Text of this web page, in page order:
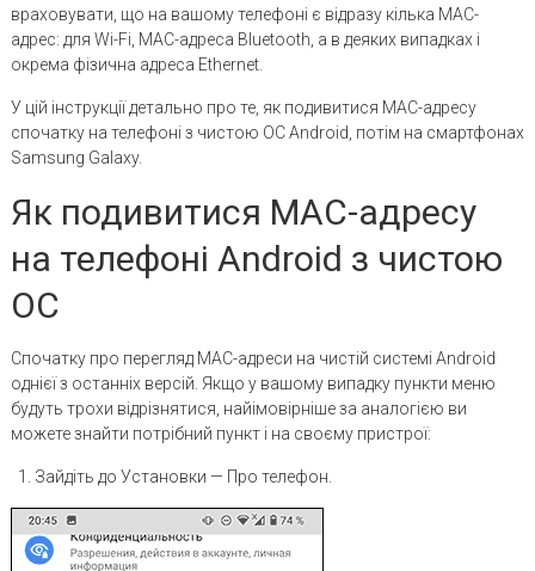
враховувати, що на вашому телефоні є відразу кілька MAC-
адрес: для Wi-Fi, MAC-адреса Bluetooth, а в деяких випадках і
окрема фізична адреса Ethernet.
У цій інструкції детально про те, як подивитися MAC-адресу
спочатку на телефоні з чистою ОС Android, потім на смартфонах
Samsung Galaxy.
Як подивитися MAC-адресу
на телефоні Android з чистою
ОС
Спочатку про перегляд MAC-адреси на чистій системі Android
однієї з останніх версій. Якщо у вашому випадку пункти меню
будуть трохи відрізнятися, найімовірніше за аналогією ви
можете знайти потрібний пункт і на своєму пристрої:
Зайдіть до Установки — Про телефон.